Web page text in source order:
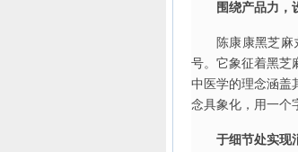
围绕产品力，
陈康康黑芝
号。它象征着黑芝
中医学的理念涵盖
念具象化，用一个
于细节处实现